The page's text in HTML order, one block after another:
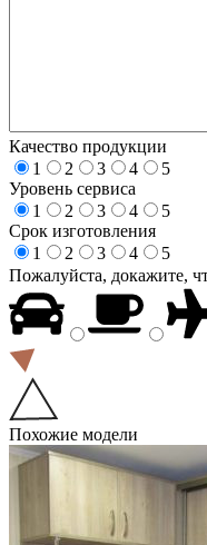
Качество продукции
1
2 3 4
5
Уровень сервиса
1
2 3 4
5
Срок изготовления
1
2 3 4
5
Пожалуйста, докажите,
Похожие модели